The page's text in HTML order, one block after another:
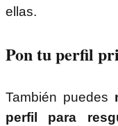
ellas.
Pon tu perfil
También puedes
perfil para